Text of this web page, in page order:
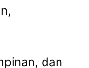
dan